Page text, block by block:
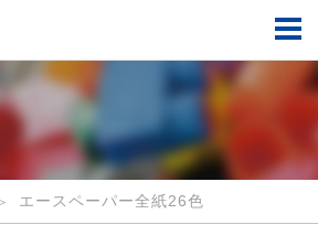
エースペーパー全紙26色